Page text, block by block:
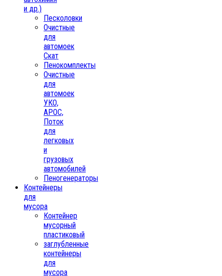
и др.)
Песколовки
Очистные
для
автомоек
Скат
Пенокомплекты
Очистные
для
автомоек
УКО,
АРОС,
Поток
для
легковых
и
грузовых
автомобилей
Пеногенераторы
Контейнеры
для
мусора
Контейнер
мусорный
пластиковый
заглубленные
контейнеры
для
мусора